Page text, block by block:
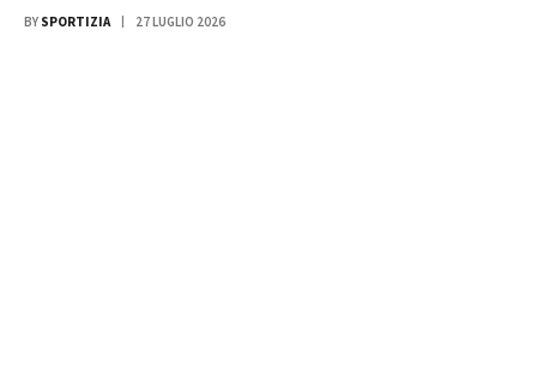
BY SPORTIZIA 27 LUGLIO 2026